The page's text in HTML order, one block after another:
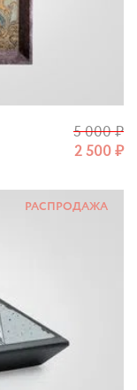
2 500₽
5 000₽
РАСПРОДАЖА